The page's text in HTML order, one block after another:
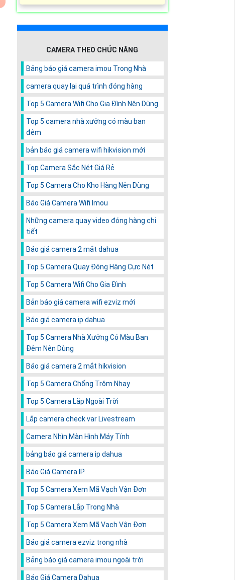
CAMERA THEO CHỨC NĂNG
Bảng báo giá camera imou Trong Nhà
camera quay lại quá trình đóng hàng
Top 5 Camera Wifi Cho Gia Đình Nên Dùng
Top 5 camera nhà xưởng có màu ban
đêm
bản báo giá camera wifi hikvision mới
Top Camera Sắc Nét Giá Rẻ
Top 5 Camera Cho Kho Hàng Nên Dùng
Báo Giá Camera Wifi Imou
Những camera quay video đóng hàng chi
tiết
Báo giá camera 2 mắt dahua
Top 5 Camera Quay Đóng Hàng Cực Nét
Top 5 Camera Wifi Cho Gia Đình
Bản báo giá camera wifi ezviz mới
Báo giá camera ip dahua
Top 5 Camera Nhà Xưởng Có Màu Ban
Đêm Nên Dùng
Báo giá camera 2 mắt hikvision
Top 5 Camera Chống Trộm Nhạy
Top 5 Camera Lắp Ngoài Trời
Lắp camera check var Livestream
Camera Nhìn Màn Hình Máy Tính
bảng báo giá camera ip dahua
Báo Giá Camera IP
Top 5 Camera Xem Mã Vạch Vận Đơn
Top 5 Camera Lắp Trong Nhà
Top 5 Camera Xem Mã Vạch Vận Đơn
Báo giá camera ezviz trong nhà
Bảng báo giá camera imou ngoài trời
Báo Giá Camera Dahua